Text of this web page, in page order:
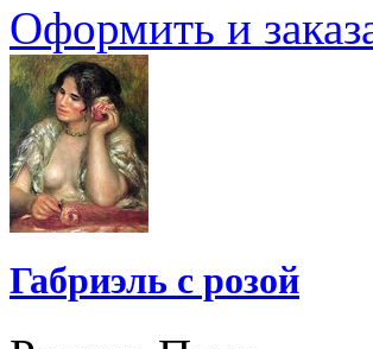
Оформить и
Габриэль с розой